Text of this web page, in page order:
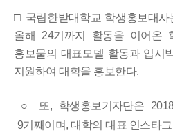
□ 국립한밭대학교 학생홍보대사
올해 24기까지 활동을 이어온
홍보물의 대표모델 활동과 입시
지원하여 대학을 홍보한다.
○ 또, 학생홍보기자단은
9기째이며,대학의 대표 인스타그